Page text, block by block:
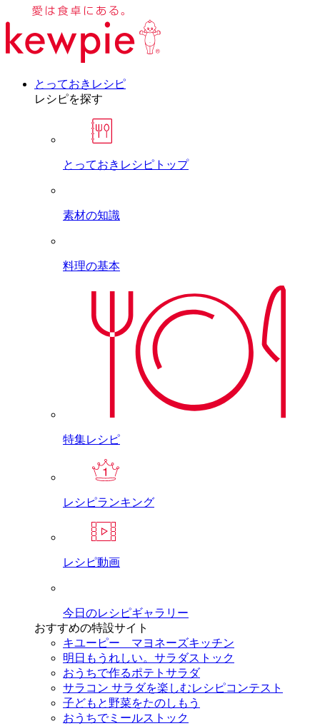
とっておきレシピ
レシピを探す
とっておきレシピトップ
素材の知識
料理の基本
特集レシピ
レシピランキング
レシピ動画
今日のレシピギャラリー
おすすめの特設サイト
キユーピー マヨネーズキッチン
明日もうれしい。サラダストック
おうちで作るポテトサラダ
サラコン サラダを楽しむレシピコンテスト
子どもと野菜をたのしもう
おうちでミールストック